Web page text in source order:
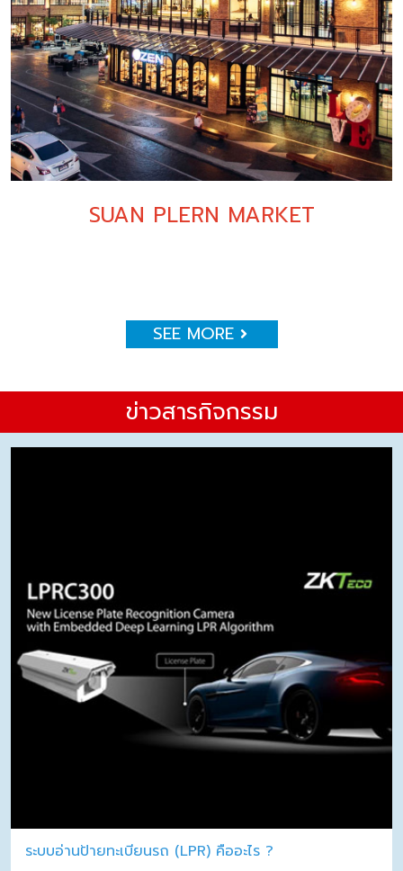
SUAN PLERN MARKET
SEE MORE
ข่าวสารกิจกรรม
ระบบอ่านป้ายทะเบียนรถ (LPR) คืออะไร ?